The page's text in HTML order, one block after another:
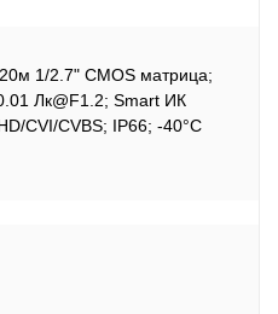
1/2.7" CMOS матрица;
Лк@F1.2; Smart ИК
CVI/CVBS; IP66; -40°С